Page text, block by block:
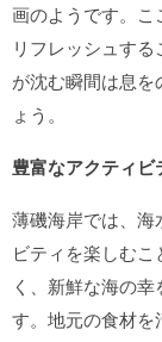
画のようです。こ
リフレッシュす
が沈む瞬間は息
ょう。
豊富なアクティビ
薄磯海岸では、海
ビティを楽しむ
く、新鮮な海の
す。地元の食材を